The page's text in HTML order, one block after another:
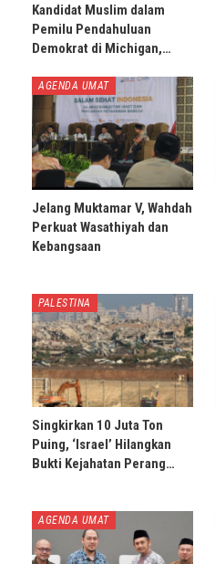
Kandidat Muslim dalam
Pemilu Pendahuluan
Demokrat di Michigan,…
AGENDA UMAT
Jelang Muktamar V, Wahdah
Perkuat Wasathiyah dan
Kebangsaan
PALESTINA
Singkirkan 10 Juta Ton
Puing, ‘Israel’ Hilangkan
Bukti Kejahatan Perang…
AGENDA UMAT